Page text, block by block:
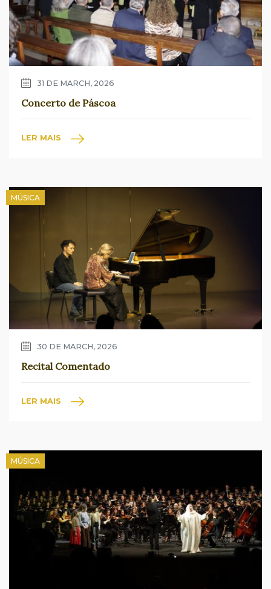
31 DE MARCH, 2026
Concerto de Páscoa
LER MAIS
MÚSICA
30 DE MARCH, 2026
Recital Comentado
LER MAIS
MÚSICA